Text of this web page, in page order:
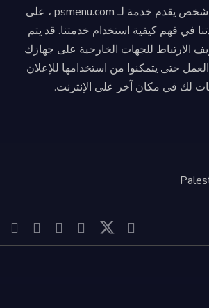
على جهازك من قبل شخص يقدم خدمة لـ psmenu.com ، على
في فهم كيفية استخدام خدمتنا. قد يتم
الارتباط للجهات الخارجية على جهازك
حتى يتمكنوا من استخدامها للإعلان
لك في مكان آخر على الإنترنت.